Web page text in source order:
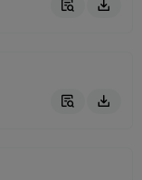
 
 